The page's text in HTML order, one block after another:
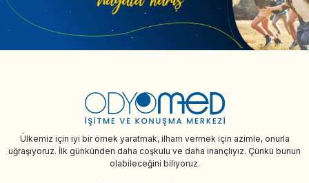
Ülkemiz için iyi bir örnek yaratmak, ilham vermek için azimle, onurla
uğraşıyoruz. İlk günkünden daha coşkulu ve daha inançlıyız. Çünkü bunun
olabileceğini biliyoruz.